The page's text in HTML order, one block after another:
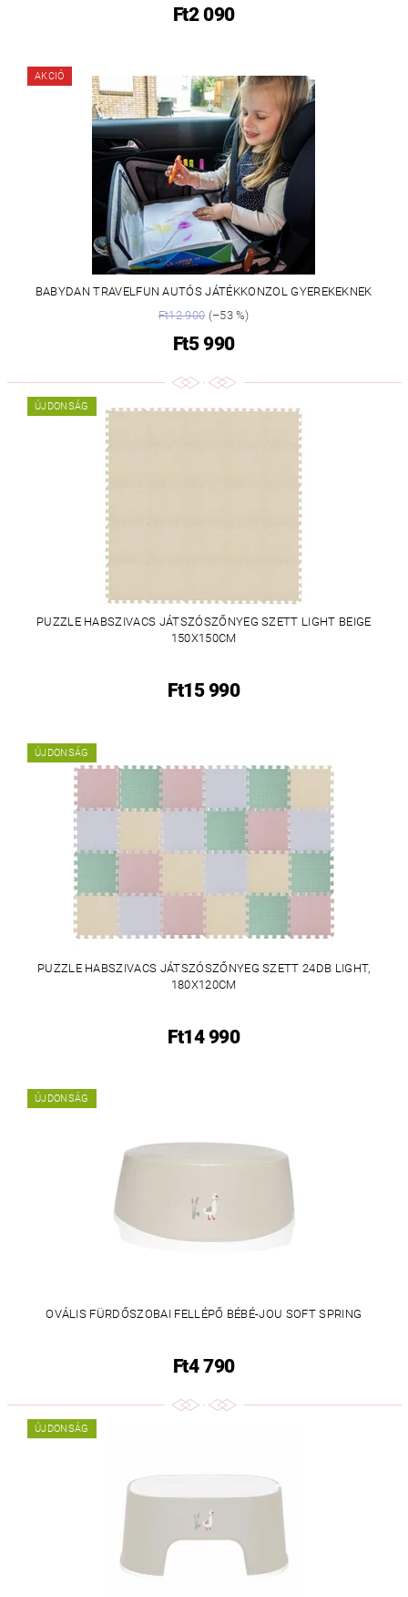
Ft2 090
AKCIÓ
BABYDAN TRAVELFUN AUTÓS JÁTÉKKONZOL GYEREKEKNEK
Ft12 900(–53 %)
Ft5 990
ÚJDONSÁG
PUZZLE HABSZIVACS JÁTSZÓSZŐNYEG SZETT LIGHT BEIGE
150X150CM
Ft15 990
ÚJDONSÁG
PUZZLE HABSZIVACS JÁTSZÓSZŐNYEG SZETT 24DB LIGHT,
180X120CM
Ft14 990
ÚJDONSÁG
OVÁLIS FÜRDŐSZOBAI FELLÉPŐ BÉBÉ-JOU SOFT SPRING
Ft4 790
ÚJDONSÁG